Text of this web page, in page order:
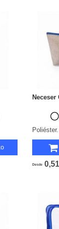
Neceser
Poliéster.
Desde